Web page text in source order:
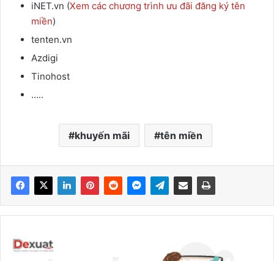
iNET.vn (Xem các chương trình ưu đãi đăng ký tên
miền)
tenten.vn
Azdigi
Tinohost
…..
khuyến mãi tên miền
dẫn